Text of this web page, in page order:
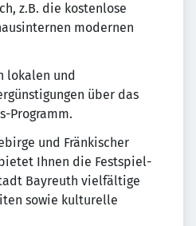
z.B. die kostenlose
modernen
lokalen und
über das
Programm.
und Fränkischer
Ihnen die Festspiel-
Bayreuth vielfältige
sowie kulturelle